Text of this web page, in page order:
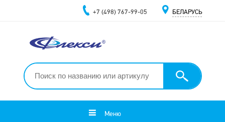
+7 (498) 767-99-05 БЕЛАРУСЬ
Меню